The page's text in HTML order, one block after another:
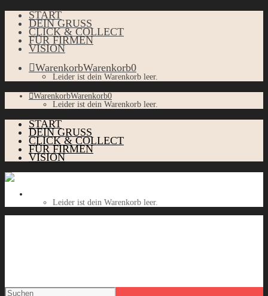
START
DEIN GRUSS
CLICK & COLLECT
FÜR FIRMEN
VISION
WarenkorbWarenkorb0
Leider ist dein Warenkorb leer.
WarenkorbWarenkorb0
Leider ist dein Warenkorb leer.
START
DEIN GRUSS
CLICK & COLLECT
FÜR FIRMEN
VISION
Leider ist dein Warenkorb leer.